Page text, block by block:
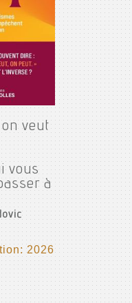
veut
vous
à
2026